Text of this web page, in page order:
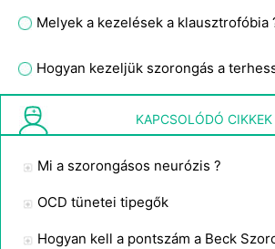
Melyek a kezelések a klausztrofóbia
Hogyan kezeljük szorongás a
Menopauza : Szorongás és Idegesség
KAPCSOLÓDÓ CIKKEK
Mi a szorongásos neurózis ?
OCD tünetei tipegők
Hogyan kell a pontszám a Beck